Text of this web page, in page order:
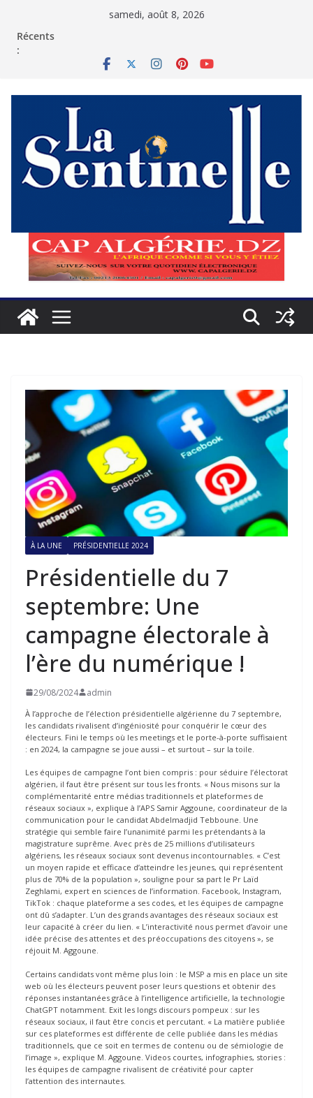
samedi, août 8, 2026
Récents
:
À LA UNE PRÉSIDENTIELLE 2024
Présidentielle du 7
septembre: Une
campagne électorale à
l’ère du numérique !
29/08/2024 admin
À l’approche de l’élection présidentielle algérienne du 7 septembre,
les candidats rivalisent d’ingéniosité pour conquérir le cœur des
électeurs. Fini le temps où les meetings et le porte-à-porte suffisaient
: en 2024, la campagne se joue aussi – et surtout – sur la toile.
Les équipes de campagne l’ont bien compris : pour séduire l’électorat
algérien, il faut être présent sur tous les fronts. « Nous misons sur la
complémentarité entre médias traditionnels et plateformes de
réseaux sociaux », explique à l’APS Samir Aggoune, coordinateur de la
communication pour le candidat Abdelmadjid Tebboune. Une
stratégie qui semble faire l’unanimité parmi les prétendants à la
magistrature suprême. Avec près de 25 millions d’utilisateurs
algériens, les réseaux sociaux sont devenus incontournables. « C’est
un moyen rapide et efficace d’atteindre les jeunes, qui représentent
plus de 70% de la population », souligne pour sa part le Pr Laïd
Zeghlami, expert en sciences de l’information. Facebook, Instagram,
TikTok : chaque plateforme a ses codes, et les équipes de campagne
ont dû s’adapter. L’un des grands avantages des réseaux sociaux est
leur capacité à créer du lien. « L’interactivité nous permet d’avoir une
idée précise des attentes et des préoccupations des citoyens », se
réjouit M. Aggoune.
Certains candidats vont même plus loin : le MSP a mis en place un site
web où les électeurs peuvent poser leurs questions et obtenir des
réponses instantanées grâce à l’intelligence artificielle, la technologie
ChatGPT notamment. Exit les longs discours pompeux : sur les
réseaux sociaux, il faut être concis et percutant. « La matière publiée
sur ces plateformes est différente de celle publiée dans les médias
traditionnels, que ce soit en termes de contenu ou de sémiologie de
l’image », explique M. Aggoune. Videos courtes, infographies, stories :
les équipes de campagne rivalisent de créativité pour capter
l’attention des internautes.